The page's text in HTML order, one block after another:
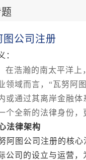
图公司注册
：
瀚的南太平洋上，
领域而言，“瓦努阿
或通过其离岸金融
个全新的法律身份，
法律架构
图公司注册的核心
公司的设立与运营